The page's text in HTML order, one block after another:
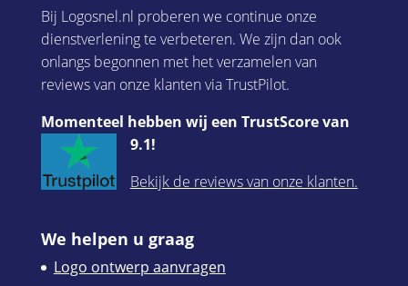
Bij Logosnel.nl proberen we continue onze
dienstverlening te verbeteren. We zijn dan ook
onlangs begonnen met het verzamelen van
reviews van onze klanten via TrustPilot.
Momenteel hebben wij een TrustScore van
9.1!
Bekijk de reviews van onze klanten.
We helpen u graag
Logo ontwerp aanvragen